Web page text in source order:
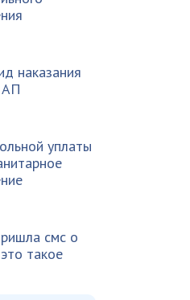
наказания
АП
уплаты
смс о
такое